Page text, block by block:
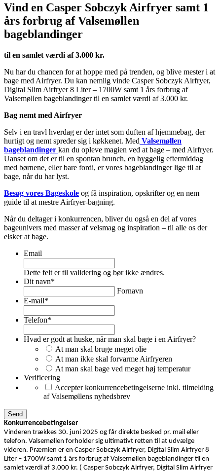
Vind en Casper Sobczyk Airfryer samt 1
års forbrug af Valsemøllen
bageblandinger
til en samlet værdi af 3.000 kr.
Nu har du chancen for at hoppe med på trenden, og blive mester i at
bage med Airfryer. Du kan nemlig vinde Casper Sobczyk Airfryer,
Digital Slim Airfryer 8 Liter – 1700W samt 1 års forbrug af
Valsemøllen bageblandinger til en samlet værdi af 3.000 kr.
Bag nemt med Airfryer
Selv i en travl hverdag er der intet som duften af hjemmebag, der
hurtigt og nemt spreder sig i køkkenet. Med Valsemøllen
bageblandinger kan du opleve magien ved at bage – med Airfryer.
Uanset om det er til en spontan brunch, en hyggelig eftermiddag
med børnene, eller bare fordi, er vores bageblandinger lige til at
bage, når du har lyst.
Besøg vores Bageskole og få inspiration, opskrifter og en nem
guide til at mestre Airfryer-bagning.
Når du deltager i konkurrencen, bliver du også en del af vores
bageunivers med masser af velsmag og inspiration – til alle os der
elsker at bage.
Email
Dette felt er til validering og bør ikke ændres.
Dit navn*
Fornavn
E-mail*
Telefon*
Hvad er godt at huske, når man skal bage i en Airfryer?
At man skal bruge meget olie
At man ikke skal forvarme Airfryeren
At man skal bage ved meget høj temperatur
Verificering
Accepter konkurrencebetingelserne inkl. tilmelding
af Valsemøllens nyhedsbrev
Konkurrencebetingelser
Vinderen trækkes 30. juni 2025 og får direkte besked pr. mail eller
telefon. Valsemøllen forholder sig ultimativt retten til at udvælge
videren. Præmien er en Casper Sobczyk Airfryer, Digital Slim Airfryer 8
Liter – 1700W samt 1 års forbrug af Valsemøllen bageblandinger til en
samlet værdi af 3.000 kr. ( Casper Sobczyk Airfryer, Digital Slim Airfryer